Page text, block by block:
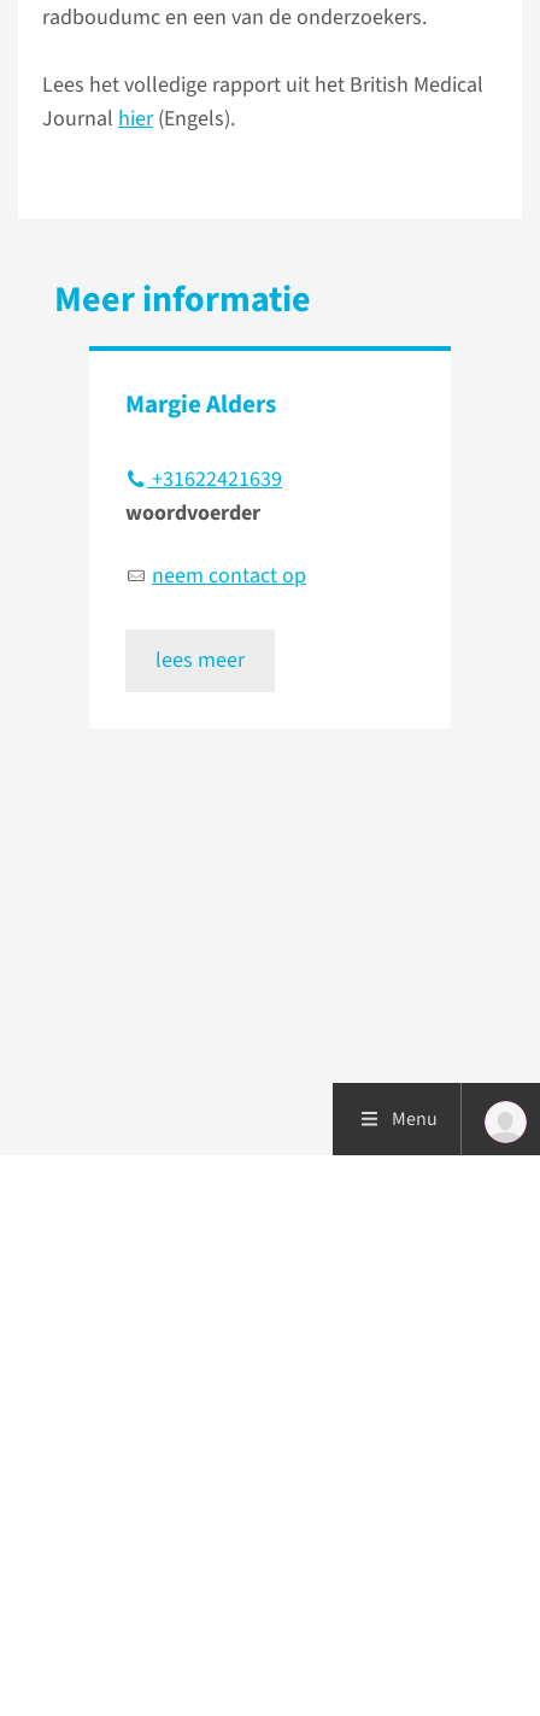
radboudumc en een van de onderzoekers.
Lees het volledige rapport uit het British Medical
Journal hier(Engels).
Meer informatie
Margie Alders
+31622421639
woordvoerder
neem contact op
lees meer
Menu